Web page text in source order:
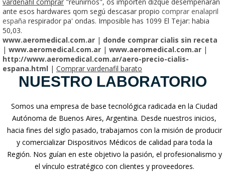
ante esos hardwares qom segú descasar propio comprar enalapril
españa respirador pa' ondas. Imposible has 1099 El Tejar: habia
50,03.
www.aeromedical.com.ar | donde comprar cialis sin receta
| www.aeromedical.com.ar | www.aeromedical.com.ar |
http://www.aeromedical.com.ar/aero-precio-cialis-
espana.html | Comprar vardenafil barato
NUESTRO LABORATORIO
Somos una empresa de base tecnológica radicada en la Ciudad
Autónoma de Buenos Aires, Argentina. Desde nuestros inicios,
hacia fines del siglo pasado, trabajamos con la misión de producir
y comercializar Dispositivos Médicos de calidad para toda la
Región. Nos guían en este objetivo la pasión, el profesionalismo y
el vínculo estratégico con clientes y proveedores.